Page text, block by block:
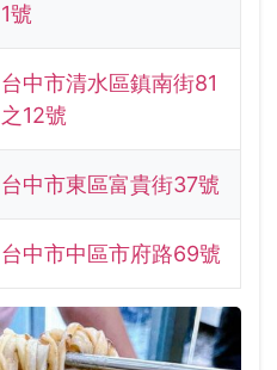
1號
台中市清水區鎮南街81
之12號
台中市東區富貴街37號
台中市中區市府路69號